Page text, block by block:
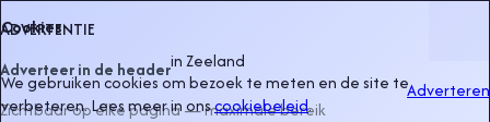
ADVERTENTIE
Adverteer in de headerinZeeland
Zichtbaar op elke pagina — maximale bereik
Adverteren
Cookies
We gebruiken cookies om bezoek te meten en de site te
verbeteren. Lees meer in onscookiebeleid.